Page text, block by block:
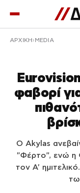
ΑΡΧΙΚΉ MEDIA
φαβορί
Ο Akylas
"Φέρτο", ενώ η
τον Α'